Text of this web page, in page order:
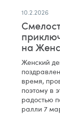
10.2.2026
на
Женский
время,
поэтому в
радостью
ралли 7